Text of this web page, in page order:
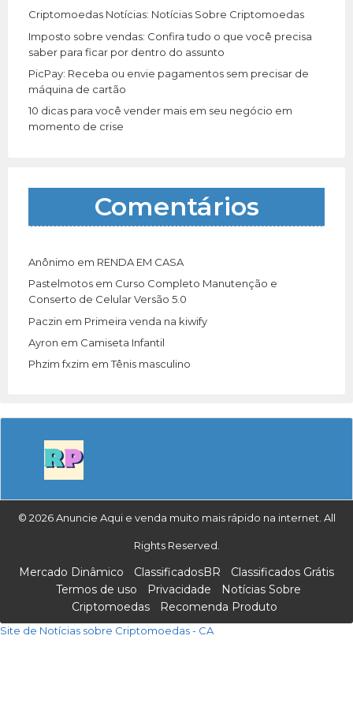
Criptomoedas Notícias: Notícias Sobre Criptomoedas
Imposto sobre vendas: Confira tudo o que você precisa
saber para ficar por dentro do assunto
PicPay: Receba ou envie pagamentos sem precisar de
máquina de cartão
10 dicas para você vender mais em seu negócio em
momento de crise
Comentários
Anônimo em RENDA EM CASA
Pastelmotos em Curso Completo Manutenção e
Conserto de Celular Versão 5.0
Paczin em Primeira venda na kiwify
Ayron em Camiseta Infantil
Phzim fxzim emTênis masculino
© 2026 Anuncie Aqui e venda muito mais rápido na internet. All
Rights Reserved.
Mercado Dinâmico ClassificadosBR
Classificados Grátis
Termos de uso
Privacidade
Notícias Sobre
Criptomoedas
Recomenda Produto
Site de Notícias sobre Criptomoedas - CA